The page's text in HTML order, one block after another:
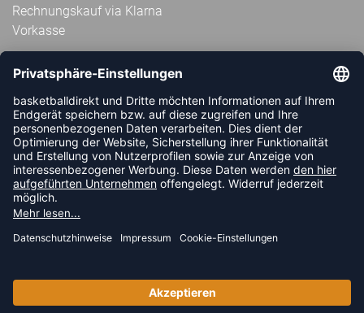
Rechnungskauf via Klarna
Vorkasse
ABONNIERE JETZT DEN KOSTENLOSEN
HANDBALLDIREKT-NEWSLETTER UND VERPASSE KEINE
NEUIGKEIT ODER AKTION MEHR.
JETZT ANMELDEN